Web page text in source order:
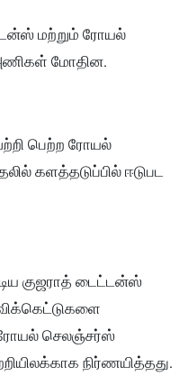
மற்றும் ரோயல்
மோதின.
பெற்ற ரோயல்
களத்தடுப்பில் ஈடுபட
குஜராத் டைட்டன்ஸ்
செலஞ்சர்ஸ்
நிர்ணயித்தது.